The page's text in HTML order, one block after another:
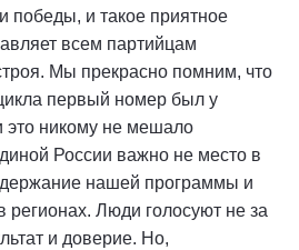
победы, и такое приятное
всем партийцам
Мы прекрасно помним, что
первый номер был у
это никому не мешало
России важно не место в
нашей программы и
регионах. Люди голосуют не за
и доверие. Но,